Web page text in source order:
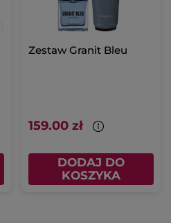
Zestaw Granit Bleu
159.00 zł
DODAJ DO
KOSZYKA